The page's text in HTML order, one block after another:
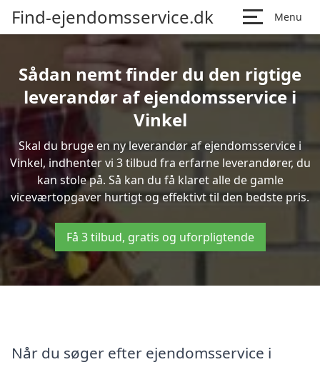
Find-ejendomsservice.dk Menu
Sådan nemt finder du den rigtige
leverandør af ejendomsservice i
Vinkel
Skal du bruge en ny leverandør af ejendomsservice i
Vinkel, indhenter vi 3 tilbud fra erfarne leverandører, du
kan stole på. Så kan du få klaret alle de gamle
viceværtopgaver hurtigt og effektivt til den bedste pris.
Få 3 tilbud, gratis og uforpligtende
Når du søger efter ejendomsservice i